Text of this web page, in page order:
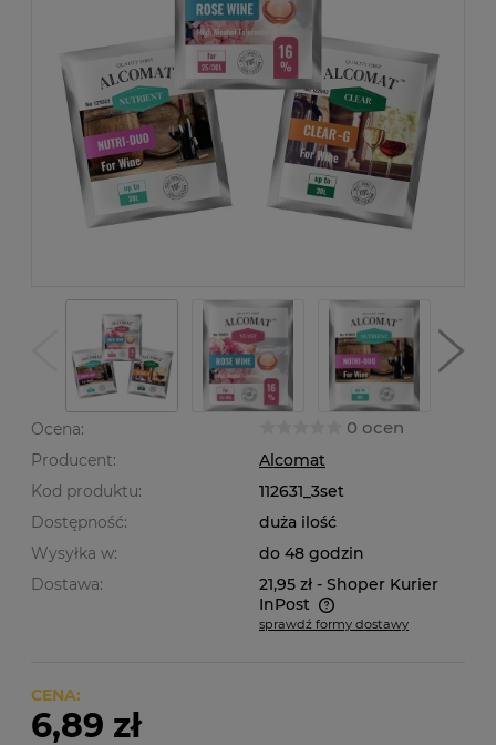
Ocena: 0 ocen
Producent:
Alcomat
Kod produktu:
112631_3set
Dostępność:
duża ilość
Wysyłka w:
do 48 godzin
Dostawa:
21,95 zł - Shoper Kurier
InPost
Cena nie zawiera ewentualnych kosztów płatności
sprawdź formy dostawy
CENA:
6,89 zł